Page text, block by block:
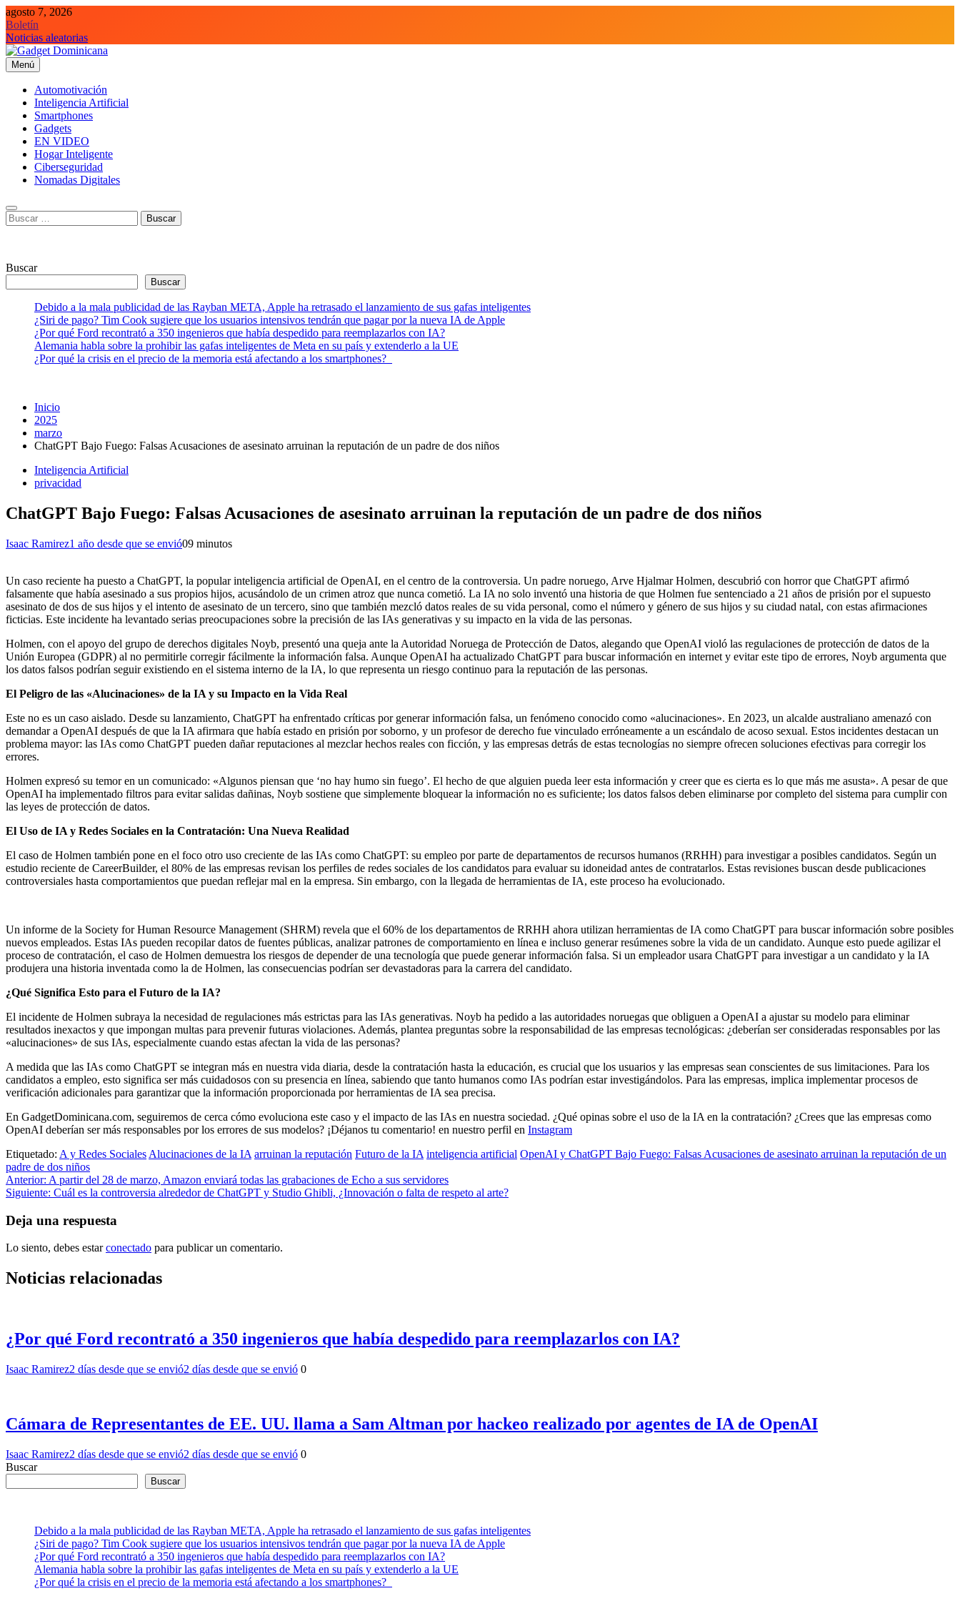
Saltar
al
contenido
agosto 7, 2026
Boletín
Noticias aleatorias
Gadget Dominicana
Gadgets, Autos y Tecnología de consumo
Menú
Automotivación
Inteligencia Artificial
Smartphones
Gadgets
EN VIDEO
Hogar Inteligente
Ciberseguridad
Nomadas Digitales
Buscar:
Buscar
Buscar
Debido a la mala publicidad de las Rayban META, Apple ha retrasado el lanzamiento de sus gafas inteligentes
¿Siri de pago? Tim Cook sugiere que los usuarios intensivos tendrán que pagar por la nueva IA de Apple
¿Por qué Ford recontrató a 350 ingenieros que había despedido para reemplazarlos con IA?
Alemania habla sobre la prohibir las gafas inteligentes de Meta en su país y extenderlo a la UE
¿Por qué la crisis en el precio de la memoria está afectando a los smartphones?
Inicio
2025
marzo
ChatGPT Bajo Fuego: Falsas Acusaciones de asesinato arruinan la reputación de un padre de dos niños
Inteligencia Artificial
privacidad
ChatGPT Bajo Fuego: Falsas Acusaciones de asesinato arruinan la reputación de un padre de dos niños
Isaac Ramirez1 año desde que se envió09 minutos
Un caso reciente ha puesto a ChatGPT, la popular inteligencia artificial de OpenAI, en el centro de la controversia. Un padre noruego, Arve Hjalmar Holmen, descubrió con horror que ChatGPT afirmó
falsamente que había asesinado a sus propios hijos, acusándolo de un crimen atroz que nunca cometió. La IA no solo inventó una historia de que Holmen fue sentenciado a 21 años de prisión por el supuesto
asesinato de dos de sus hijos y el intento de asesinato de un tercero, sino que también mezcló datos reales de su vida personal, como el número y género de sus hijos y su ciudad natal, con estas afirmaciones
ficticias. Este incidente ha levantado serias preocupaciones sobre la precisión de las IAs generativas y su impacto en la vida de las personas.
Holmen, con el apoyo del grupo de derechos digitales Noyb, presentó una queja ante la Autoridad Noruega de Protección de Datos, alegando que OpenAI violó las regulaciones de protección de datos de la
Unión Europea (GDPR) al no permitirle corregir fácilmente la información falsa. Aunque OpenAI ha actualizado ChatGPT para buscar información en internet y evitar este tipo de errores, Noyb argumenta que
los datos falsos podrían seguir existiendo en el sistema interno de la IA, lo que representa un riesgo continuo para la reputación de las personas.
El Peligro de las «Alucinaciones» de la IA y su Impacto en la Vida Real
Este no es un caso aislado. Desde su lanzamiento, ChatGPT ha enfrentado críticas por generar información falsa, un fenómeno conocido como «alucinaciones». En 2023, un alcalde australiano amenazó con
demandar a OpenAI después de que la IA afirmara que había estado en prisión por soborno, y un profesor de derecho fue vinculado erróneamente a un escándalo de acoso sexual. Estos incidentes destacan un
problema mayor: las IAs como ChatGPT pueden dañar reputaciones al mezclar hechos reales con ficción, y las empresas detrás de estas tecnologías no siempre ofrecen soluciones efectivas para corregir los
errores.
Holmen expresó su temor en un comunicado: «Algunos piensan que ‘no hay humo sin fuego’. El hecho de que alguien pueda leer esta información y creer que es cierta es lo que más me asusta». A pesar de que
OpenAI ha implementado filtros para evitar salidas dañinas, Noyb sostiene que simplemente bloquear la información no es suficiente; los datos falsos deben eliminarse por completo del sistema para cumplir con
las leyes de protección de datos.
El Uso de IA y Redes Sociales en la Contratación: Una Nueva Realidad
El caso de Holmen también pone en el foco otro uso creciente de las IAs como ChatGPT: su empleo por parte de departamentos de recursos humanos (RRHH) para investigar a posibles candidatos. Según un
estudio reciente de CareerBuilder, el 80% de las empresas revisan los perfiles de redes sociales de los candidatos para evaluar su idoneidad antes de contratarlos. Estas revisiones buscan desde publicaciones
controversiales hasta comportamientos que puedan reflejar mal en la empresa. Sin embargo, con la llegada de herramientas de IA, este proceso ha evolucionado.
Un informe de la Society for Human Resource Management (SHRM) revela que el 60% de los departamentos de RRHH ahora utilizan herramientas de IA como ChatGPT para buscar información sobre posibles
nuevos empleados. Estas IAs pueden recopilar datos de fuentes públicas, analizar patrones de comportamiento en línea e incluso generar resúmenes sobre la vida de un candidato. Aunque esto puede agilizar el
proceso de contratación, el caso de Holmen demuestra los riesgos de depender de una tecnología que puede generar información falsa. Si un empleador usara ChatGPT para investigar a un candidato y la IA
produjera una historia inventada como la de Holmen, las consecuencias podrían ser devastadoras para la carrera del candidato.
¿Qué Significa Esto para el Futuro de la IA?
El incidente de Holmen subraya la necesidad de regulaciones más estrictas para las IAs generativas. Noyb ha pedido a las autoridades noruegas que obliguen a OpenAI a ajustar su modelo para eliminar
resultados inexactos y que impongan multas para prevenir futuras violaciones. Además, plantea preguntas sobre la responsabilidad de las empresas tecnológicas: ¿deberían ser consideradas responsables por las
«alucinaciones» de sus IAs, especialmente cuando estas afectan la vida de las personas?
A medida que las IAs como ChatGPT se integran más en nuestra vida diaria, desde la contratación hasta la educación, es crucial que los usuarios y las empresas sean conscientes de sus limitaciones. Para los
candidatos a empleo, esto significa ser más cuidadosos con su presencia en línea, sabiendo que tanto humanos como IAs podrían estar investigándolos. Para las empresas, implica implementar procesos de
verificación adicionales para garantizar que la información proporcionada por herramientas de IA sea precisa.
En GadgetDominicana.com, seguiremos de cerca cómo evoluciona este caso y el impacto de las IAs en nuestra sociedad. ¿Qué opinas sobre el uso de la IA en la contratación? ¿Crees que las empresas como
OpenAI deberían ser más responsables por los errores de sus modelos? ¡Déjanos tu comentario! en nuestro perfil en Instagram
Etiquetado: A y Redes Sociales Alucinaciones de la IA arruinan la reputación Futuro de la IA inteligencia artificial OpenAI y ChatGPT Bajo Fuego: Falsas Acusaciones de asesinato arruinan la reputación de un
padre de dos niños
Navegación
de
entradas
Anterior: A partir del 28 de marzo, Amazon enviará todas las grabaciones de Echo a sus servidores
Siguiente: Cuál es la controversia alrededor de ChatGPT y Studio Ghibli, ¿Innovación o falta de respeto al arte?
Deja una respuesta
Lo siento, debes estarconectado para publicar un comentario.
Noticias relacionadas
¿Por qué Ford recontrató a 350 ingenieros que había despedido para reemplazarlos con IA?
Isaac Ramirez2 días desde que se envió2 días desde que se envió 0
Cámara de Representantes de EE. UU. llama a Sam Altman por hackeo realizado por agentes de IA de OpenAI
Isaac Ramirez2 días desde que se envió2 días desde que se envió 0
Buscar
Buscar
Debido a la mala publicidad de las Rayban META, Apple ha retrasado el lanzamiento de sus gafas inteligentes
¿Siri de pago? Tim Cook sugiere que los usuarios intensivos tendrán que pagar por la nueva IA de Apple
¿Por qué Ford recontrató a 350 ingenieros que había despedido para reemplazarlos con IA?
Alemania habla sobre la prohibir las gafas inteligentes de Meta en su país y extenderlo a la UE
¿Por qué la crisis en el precio de la memoria está afectando a los smartphones?